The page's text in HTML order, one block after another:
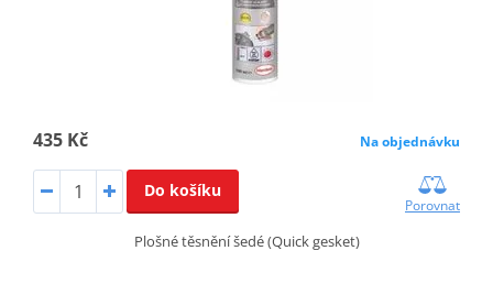
435 Kč Na objednávku
Do košíku
Porovnat
Plošné těsnění šedé (Quick gesket)